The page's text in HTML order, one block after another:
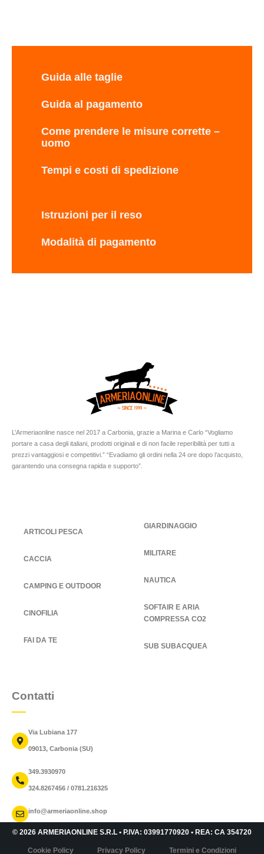
Guida alle taglie
Guida al pagamento
Come prendere le misure corrette –
uomo
Tempi e costi di spedizione
Istruzioni per il reso
Modalità di pagamento
L’Armeriaonline nasce nel 2017 a Carbonia, grazie a Marina e Carlo “Vogliamo
portare a casa degli italiani, prodotti originali e di non facile reperibilità per tutti a
prezzi vantaggiosi e competitivi.” “Evadiamo gli ordini nella 24 ore dopo l’acquisto,
garantendo una consegna rapida e supporto”.
ARTICOLI PESCA
CACCIA
CAMPING E OUTDOOR
CINOFILIA
FAI DA TE
GIARDINAGGIO
MILITARE
NAUTICA
SOFTAIR E ARIA
COMPRESSA CO2
SUB SUBACQUEA
Contatti
Via Lubiana 177
09013, Carbonia (SU)
349.3930970
324.8267456 / 0781.216325
info@armeriaonline.shop
© 2026 ARMERIAONLINE S.R.L • P.IVA: 03991770920 • REA: CA 354720
Cookie Policy Privacy Policy Termini e Condizioni